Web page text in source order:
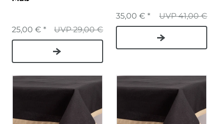
UVP 29,00 €
25,00 € *
UVP 41,00 €
35,00 € *